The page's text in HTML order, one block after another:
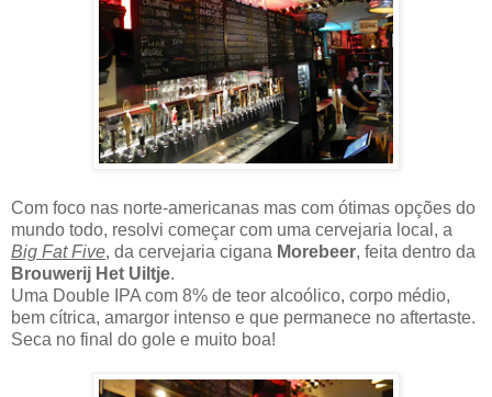
Com foco nas norte-americanas mas com ótimas opções do
mundo todo, resolvi começar com uma cervejaria local, a
Big Fat Five, da cervejaria cigana Morebeer, feita dentro da
Brouwerij Het Uiltje.
Uma Double IPA com 8% de teor alcoólico, corpo médio,
bem cítrica, amargor intenso e que permanece no aftertaste.
Seca no final do gole e muito boa!